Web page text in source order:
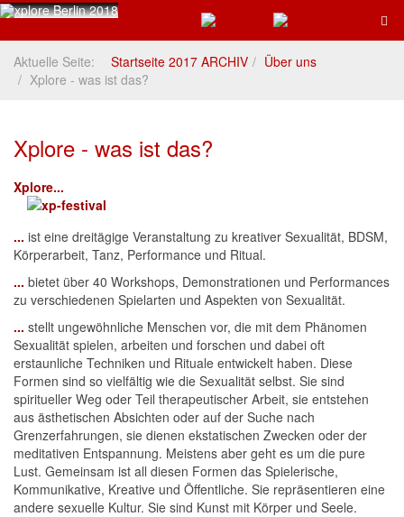
Aktuelle Seite: Startseite 2017 ARCHIV
Über uns
Xplore - was ist das?
Xplore - was ist das?
Xplore...
... ist eine dreitägige Veranstaltung zu kreativer Sexualität, BDSM,
Körperarbeit, Tanz, Performance und Ritual.
... bietet über 40 Workshops, Demonstrationen und Performances
zu verschiedenen Spielarten und Aspekten von Sexualität.
... stellt ungewöhnliche Menschen vor, die mit dem Phänomen
Sexualität spielen, arbeiten und forschen und dabei oft
erstaunliche Techniken und Rituale entwickelt haben. Diese
Formen sind so vielfältig wie die Sexualität selbst. Sie sind
spiritueller Weg oder Teil therapeutischer Arbeit, sie entstehen
aus ästhetischen Absichten oder auf der Suche nach
Grenzerfahrungen, sie dienen ekstatischen Zwecken oder der
meditativen Entspannung. Meistens aber geht es um die pure
Lust. Gemeinsam ist all diesen Formen das Spielerische,
Kommunikative, Kreative und Öffentliche. Sie repräsentieren eine
andere sexuelle Kultur. Sie sind Kunst mit Körper und Seele.